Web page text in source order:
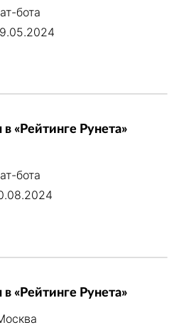
бота
в «Рейтинге Рунета»
бота
«Рейтинге Рунета»